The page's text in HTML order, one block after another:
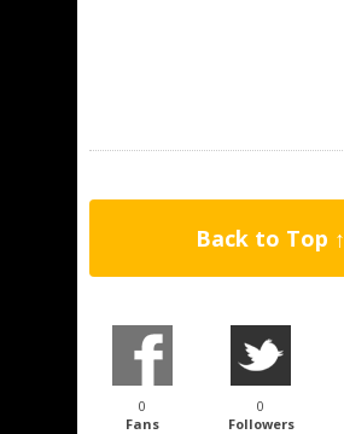
Back to Top ↑
0
Fans
0
Followers